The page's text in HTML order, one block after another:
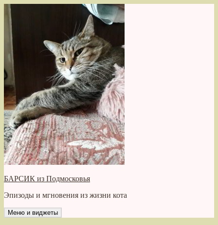
Перейти
содержимому
БАРСИК из Подмосковья
Эпизоды и мгновения из жизни кота
Меню и виджеты